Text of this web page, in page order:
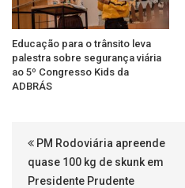
Educação para o trânsito leva
palestra sobre segurança viária
ao 5º Congresso Kids da
ADBRÁS
PM Rodoviária apreende
quase 100 kg de skunk em
Presidente Prudente